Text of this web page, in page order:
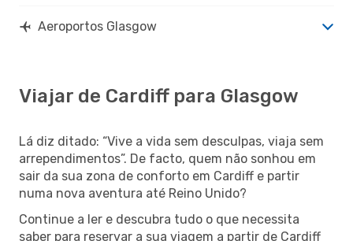
Aeroportos Glasgow
Viajar de Cardiff para Glasgow
Lá diz ditado: “Vive a vida sem desculpas, viaja sem
arrependimentos”. De facto, quem não sonhou em
sair da sua zona de conforto em Cardiff e partir
numa nova aventura até Reino Unido?
Continue a ler e descubra tudo o que necessita
saber para reservar a sua viagem a partir de Cardiff